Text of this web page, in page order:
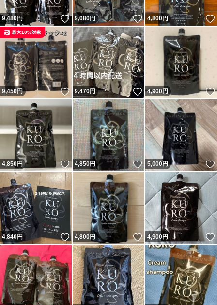
9,480円 いいね！
9,080円 いいね！
4,800円
9,450円 いいね！
最大10%対象
9,470円 いいね！
4,900円
4,850円 いいね！
4,850円 いいね！
5,000円
4,840円 いいね！
4,800円 いいね！
4,900円